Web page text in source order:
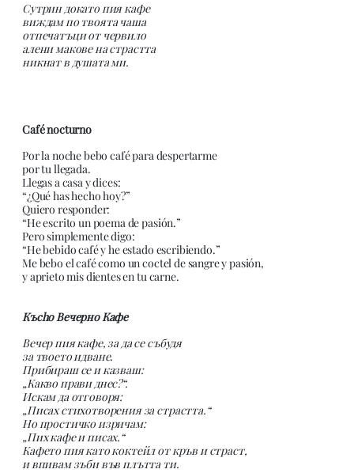
Сутрин докато пия кафе
виждам по твоята чаша
отпечатъци от червило
алени макове на страстта
никнат в душата ми.
Café nocturno
Por la noche bebo café para despertarme
por tu llegada.
Llegas a casa y dices:
“¿Qué has hecho hoy?”
Quiero responder:
“He escrito un poema de pasión.”
Pero simplemente digo:
“He bebido café y he estado escribiendo.”
Me bebo el café como un coctel de sangre y pasión,
y aprieto mis dientes en tu carne.
Къcho Вечерно Кафе
Вечер пия кафе, за да се събудя
за твоето идване.
Прибираш се и казваш:
„Какво прави днес?“.
Искам да отговоря:
„Писах стихотворения за страстта.“
Но простичко изричам:
„Пих кафе и писах.“
Кафето пия като коктейл от кръв и страст,
и впивам зъби във плътта ти.